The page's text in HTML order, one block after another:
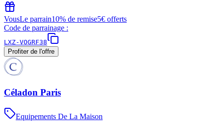
VousLe parrain10% de remise5€ offerts
Code de parrainage :
LXZ-VOGRF38
Profiter de l'offre
Céladon Paris
Equipements De La Maison